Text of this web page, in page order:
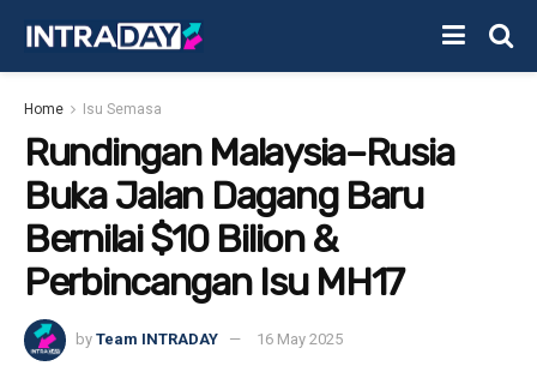
Home Isu Semasa
Rundingan Malaysia–Rusia
Buka Jalan Dagang Baru
Bernilai $10 Bilion &
Perbincangan Isu MH17
by Team INTRADAY 16 May 2025